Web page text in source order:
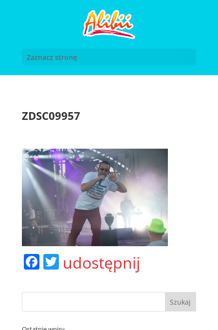
Zaznacz stronę
ZDSC09957
F
c
e
b
T
itt
er
udostępnij